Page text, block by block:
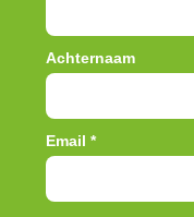
Achternaam
Email *